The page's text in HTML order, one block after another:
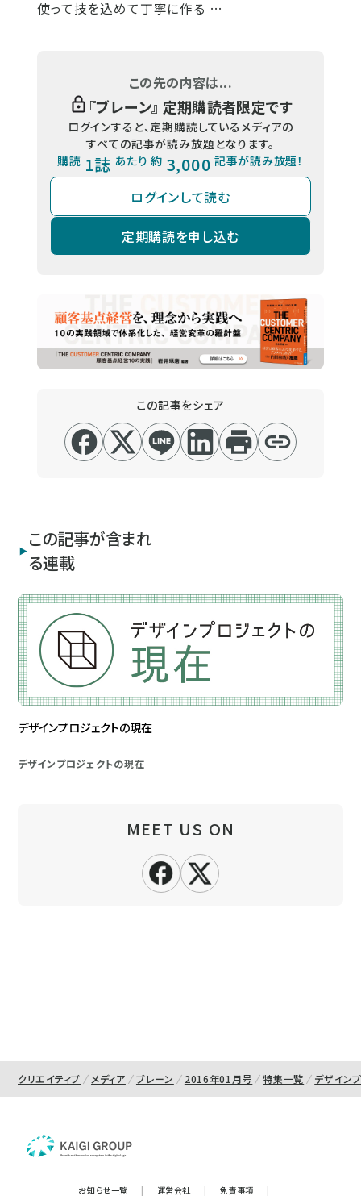
使って技を込めて丁寧に作る …
この先の内容は...
『ブレーン』 定期購読者限定です
ログインすると、定期購読しているメディアの
すべての記事が読み放題となります。
購読 1誌 あたり 約 3,000 記事が読み放題！
ログインして読む
定期購読を申し込む
この記事をシェア
この記事が含まれ
る連載
デザインプロジェクトの現在
デザインプロジェクトの現在
MEET US ON
クリエイティブ メディア ブレーン 2016年01月号 特集一覧 デザイン
お知らせ一覧 | 運営会社 | 免責事項
|